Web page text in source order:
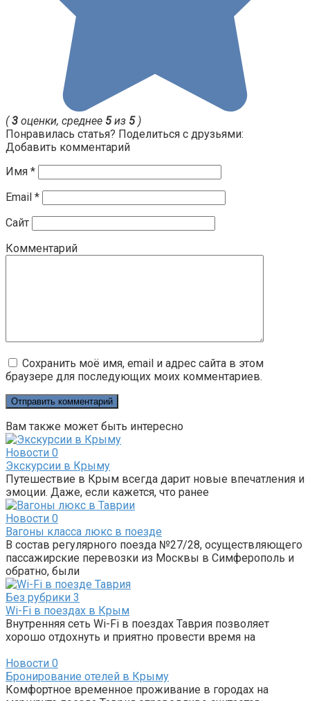
(3 оценки, среднее 5из 5)
Понравилась статья? Поделиться с друзьями:
Добавить комментарий
Имя *
Email *
Сайт
Комментарий
Сохранить моё имя, email и адрес сайта в этом
браузере для последующих моих комментариев.
Вам также может быть интересно
Новости 0
Экскурсии в Крыму
Путешествие в Крым всегда дарит новые впечатления и
эмоции. Даже, если кажется, что ранее
Новости 0
Вагоны класса люкс в поезде
В состав регулярного поезда №27/28, осуществляющего
пассажирские перевозки из Москвы в Симферополь и
обратно, были
Без рубрики 3
Wi-Fi в поездах в Крым
Внутренняя сеть Wi-Fi в поездах Таврия позволяет
хорошо отдохнуть и приятно провести время на
Новости 0
Бронирование отелей в Крыму
Комфортное временное проживание в городах на